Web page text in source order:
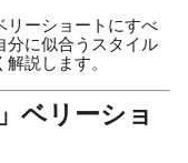
リーショートにすべ
分に似合うスタイル
説します。
ベリーショ